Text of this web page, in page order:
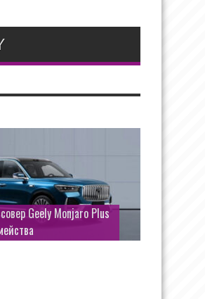
Geely Monjaro Plus